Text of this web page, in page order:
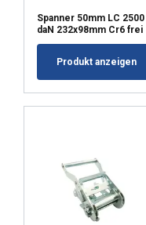
Spanner 50mm LC 2500
daN 232x98mm Cr6 frei
Produkt anzeigen